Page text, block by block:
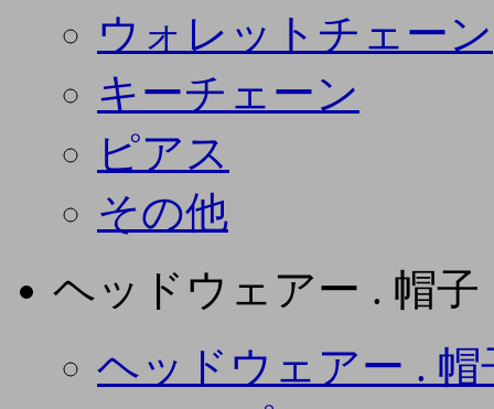
ウォレットチェーン
キーチェーン
ピアス
その他
ヘッドウェアー . 帽子
ヘッドウェアー . 帽